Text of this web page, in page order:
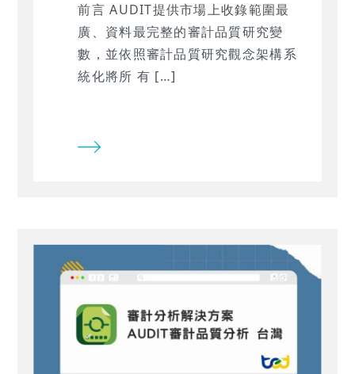
前言 AUDIT提供市場上收錄範圍最
廣、資料最完整的審計品質研究變
數，並依照審計品質研究觀念架構系
統化將所 有 […]